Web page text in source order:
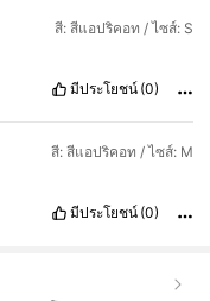
สี: สีแอปริคอท / ไซส์: S
มีประโยชน์ (0)
สี: สีแอปริคอท / ไซส์: M
มีประโยชน์ (0)